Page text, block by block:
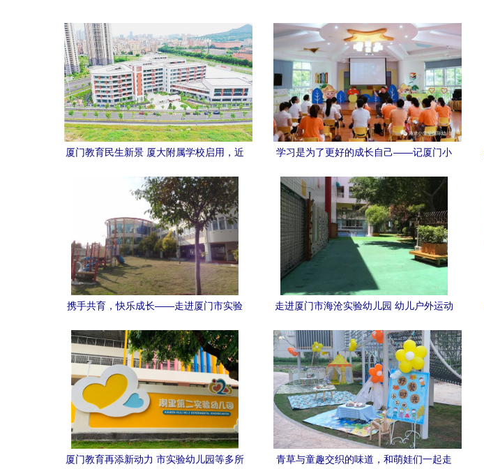
厦门教育民生新景 厦大附属学校启用，近
新
学习是为了更好的成长自己——记厦门小
携手共育，快乐成长——走进厦门市实验
走进厦门市海沧实验幼儿园 幼儿户外运动
厦门教育再添新动力 市实验幼儿园等多所 青草与童趣交织的味道，和萌娃们一起走